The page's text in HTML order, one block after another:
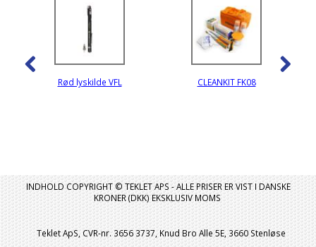
Rød lyskilde VFL CLEANKIT FK08
INDHOLD COPYRIGHT © TEKLET APS - ALLE PRISER ER VIST I DANSKE
KRONER (DKK) EKSKLUSIV MOMS
Teklet ApS, CVR-nr. 3656 3737, Knud Bro Alle 5E, 3660 Stenløse